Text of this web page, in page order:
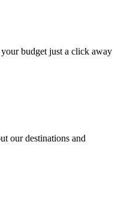
budget just a click away
our destinations and